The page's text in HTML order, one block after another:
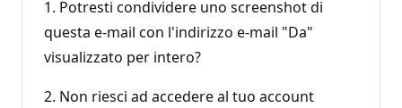
1. Potresti condividere uno screenshot di
questa e-mail con l'indirizzo e-mail "Da"
visualizzato per intero?
2. Non riesci ad accedere al tuo account